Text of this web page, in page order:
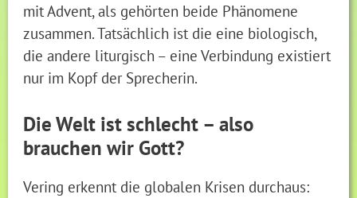
mit Advent, als gehörten beide Phänomene
zusammen. Tatsächlich ist die eine biologisch,
die andere liturgisch – eine Verbindung existiert
nur im Kopf der Sprecherin.
Die Welt ist schlecht – also
brauchen wir Gott?
Vering erkennt die globalen Krisen durchaus: